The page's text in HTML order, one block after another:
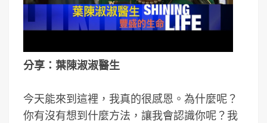
分享：葉陳淑淑醫生
今天能來到這裡，我真的很感恩。為什麼呢？
你有沒有想到什麼方法，讓我會認識你呢？我